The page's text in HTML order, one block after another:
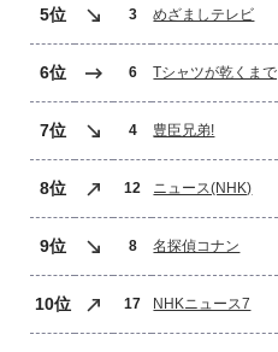
5位 3 めざましテレビ
6位 6 Tシャツが乾くまで
7位 4 豊臣兄弟!
8位 12 ニュース(NHK)
9位 8 名探偵コナン
10位 17 NHKニュース7